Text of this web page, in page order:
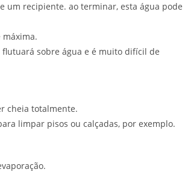
um recipiente. ao terminar, esta água pode
sobre água e é muito difícil de
cheia totalmente.
limpar pisos ou calçadas, por exemplo.